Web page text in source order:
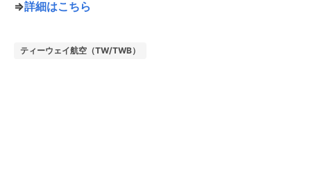
⇒詳細はこちら
ティーウェイ航空（TW/TWB）